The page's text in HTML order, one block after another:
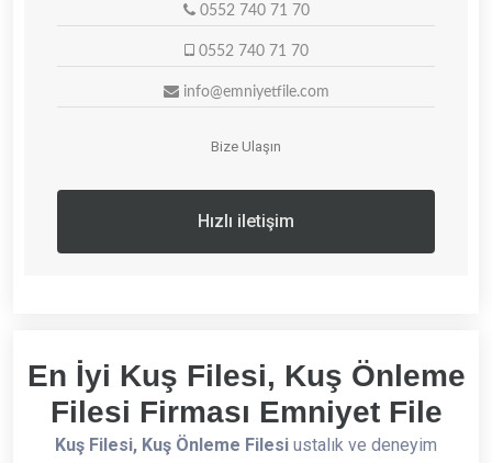
0552 740 71 70
0552 740 71 70
info@emniyetfile.com
Bize Ulaşın
Hızlı iletişim
En İyi Kuş Filesi, Kuş Önleme
Filesi Firması Emniyet File
Kuş Filesi, Kuş Önleme Filesi ustalık ve deneyim